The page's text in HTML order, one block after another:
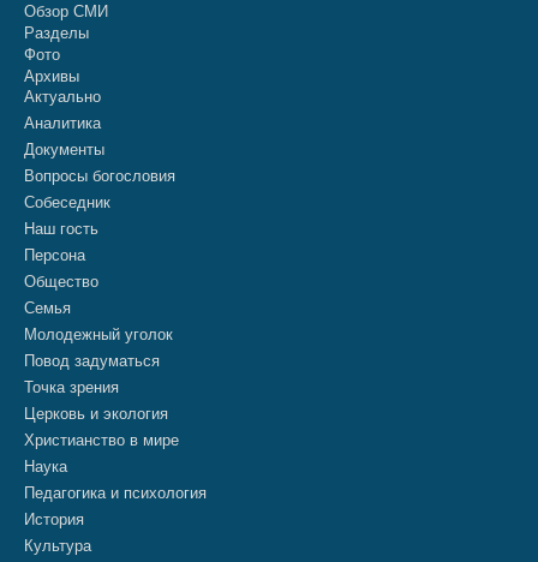
Обзор СМИ
Разделы
Фото
Архивы
Актуально
Аналитика
Документы
Вопросы богословия
Собеседник
Наш гость
Персона
Общество
Семья
Молодежный уголок
Повод задуматься
Точка зрения
Церковь и экология
Христианство в мире
Наука
Педагогика и психология
История
Культура